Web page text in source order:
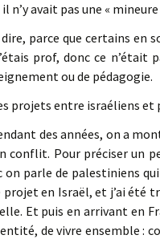
n’y avait pas une «
dire, parce que certains
prof, donc ce
ou de pédagogie.
projets entre israéliens et
des années, on a
conflit. Pour préciser un
on parle de palestiniens
en Israël, et j’ai été
Et puis en arrivant en
de vivre ensemble :